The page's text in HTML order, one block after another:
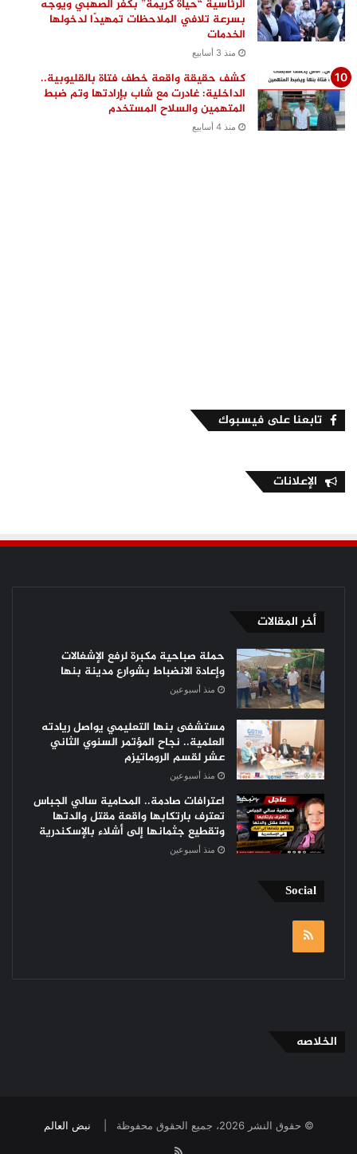
الرئاسية “حياة كريمة” بكفر الصهبي ويوجه
بسرعة تلافي الملاحظات تمهيدًا لدخولها
الخدمات
منذ 3 أسابيع
كشف حقيقة واقعة خطف فتاة بالقليوبية..
الداخلية: غادرت مع شاب بإرادتها وتم ضبط
المتهمين والسلاح المستخدم
منذ 4 أسابيع
تابعنا على فيسبوك
الإعلانات
أخر المقالات
حملة صباحية مكبرة لرفع الإشغالات
وإعادة الانضباط بشوارع مدينة بنها
منذ أسبوعين
مستشفى بنها التعليمي يواصل ريادته
العلمية.. نجاح المؤتمر السنوي الثاني
عشر لقسم الروماتيزم
منذ أسبوعين
اعترافات صادمة.. المحامية سالي الجباس
تعترف بارتكابها واقعة مقتل والدتها
وتقطيع جثمانها إلى أشلاء بالإسكندرية
منذ أسبوعين
Social
RSS
الخلاصه
© حقوق النشر 2026، جميع الحقوق محفوظة |
نبض العالم
RSS